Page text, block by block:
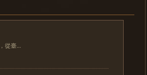
從臺...